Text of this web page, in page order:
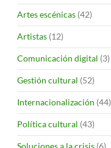
Artes escénicas (42)
Artistas (12)
Comunicación digital (3)
Gestión cultural (52)
Internacionalización (44)
Política cultural (43)